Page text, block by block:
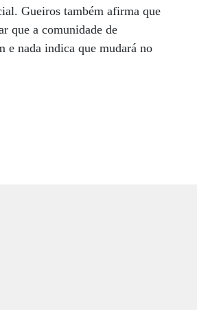
Gueiros também afirma que
que a comunidade de
e nada indica que mudará no